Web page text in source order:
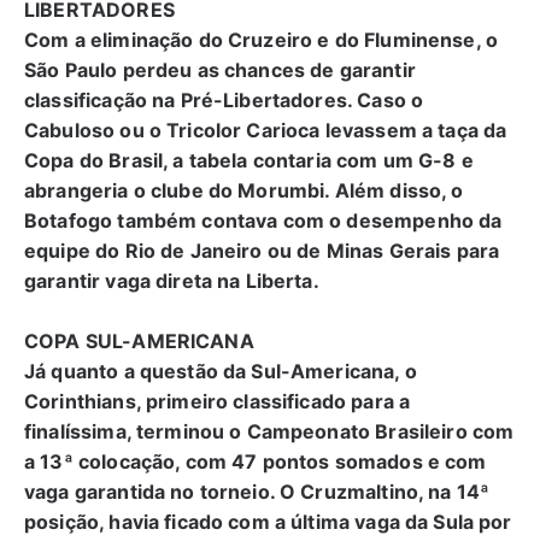
LIBERTADORES
Com a eliminação do Cruzeiro e do Fluminense, o
São Paulo perdeu as chances de garantir
classificação na Pré-Libertadores. Caso o
Cabuloso ou o Tricolor Carioca levassem a taça da
Copa do Brasil, a tabela contaria com um G-8 e
abrangeria o clube do Morumbi. Além disso, o
Botafogo também contava com o desempenho da
equipe do Rio de Janeiro ou de Minas Gerais para
garantir vaga direta na Liberta.
COPA SUL-AMERICANA
Já quanto a questão da Sul-Americana, o
Corinthians, primeiro classificado para a
finalíssima, terminou o Campeonato Brasileiro com
a 13ª colocação, com 47 pontos somados e com
vaga garantida no torneio. O Cruzmaltino, na 14ª
posição, havia ficado com a última vaga da Sula por